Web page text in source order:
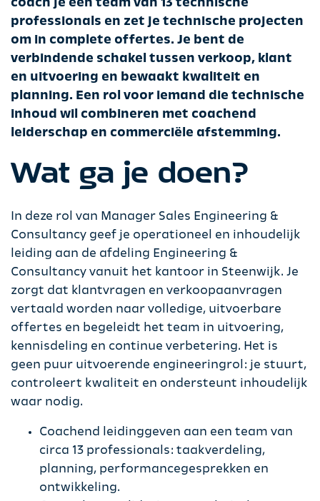
coach je een team van 13 technische
professionals en zet je technische projecten
om in complete offertes. Je bent de
verbindende schakel tussen verkoop, klant
en uitvoering en bewaakt kwaliteit en
planning. Een rol voor iemand die technische
inhoud wil combineren met coachend
leiderschap en commerciële afstemming.
Wat ga je doen?
In deze rol van Manager Sales Engineering &
Consultancy geef je operationeel en inhoudelijk
leiding aan de afdeling Engineering &
Consultancy vanuit het kantoor in Steenwijk. Je
zorgt dat klantvragen en verkoopaanvragen
vertaald worden naar volledige, uitvoerbare
offertes en begeleidt het team in uitvoering,
kennisdeling en continue verbetering. Het is
geen puur uitvoerende engineeringrol: je stuurt,
controleert kwaliteit en ondersteunt inhoudelijk
waar nodig.
Coachend leidinggeven aan een team van
circa 13 professionals: taakverdeling,
planning, performancegesprekken en
ontwikkeling.